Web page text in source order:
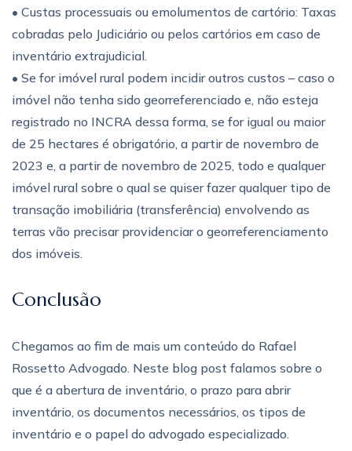
• Custas processuais ou emolumentos de cartório: Taxas
cobradas pelo Judiciário ou pelos cartórios em caso de
inventário extrajudicial.
• Se for imóvel rural podem incidir outros custos – caso o
imóvel não tenha sido georreferenciado e, não esteja
registrado no INCRA dessa forma, se for igual ou maior
de 25 hectares é obrigatório, a partir de novembro de
2023 e, a partir de novembro de 2025, todo e qualquer
imóvel rural sobre o qual se quiser fazer qualquer tipo de
transação imobiliária (transferência) envolvendo as
terras vão precisar providenciar o georreferenciamento
dos imóveis.
Conclusão
Chegamos ao fim de mais um conteúdo do Rafael
Rossetto Advogado. Neste blog post falamos sobre o
que é a abertura de inventário, o prazo para abrir
inventário, os documentos necessários, os tipos de
inventário e o papel do advogado especializado.